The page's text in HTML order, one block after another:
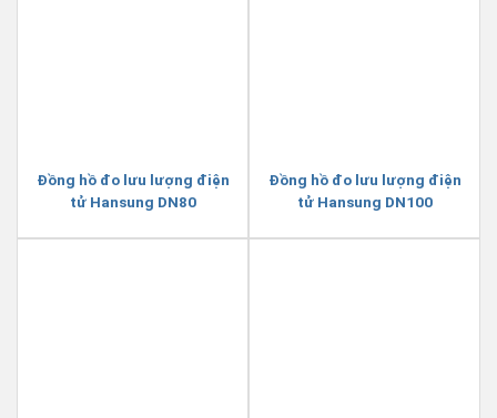
Đồng hồ đo lưu lượng điện
tử Hansung DN80
Đồng hồ đo lưu lượng điện
tử Hansung DN100